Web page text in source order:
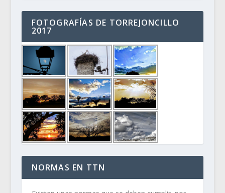
FOTOGRAFÍAS DE TORREJONCILLO
2017
NORMAS EN TTN